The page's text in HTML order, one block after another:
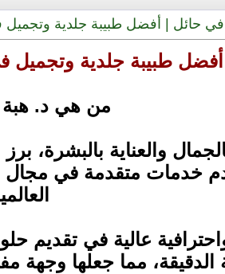
حائل | أفضل طبيبة جلدية وتجميل
طبيبة جلدية وتجميل
من هي د.
والعناية
خدمات متقدمة في مجال
عالية في تقديم
الدقيقة، مما جعلها